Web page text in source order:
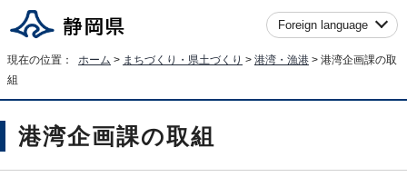
Foreign language
現在の位置： ホーム > まちづくり・県土づくり > 港湾・漁港 > 港湾企画課の取
組
港湾企画課の取組